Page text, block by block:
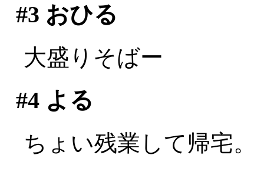
#3 おひる
大盛りそばー
#4よる
ちょい残業して帰宅。